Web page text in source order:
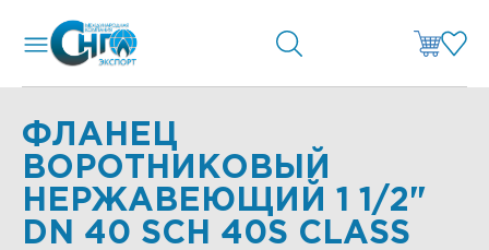
ФЛАНЕЦ
ВОРОТНИКОВЫЙ
НЕРЖАВЕЮЩИЙ 1 1/2"
DN 40 SCH 40S CLASS